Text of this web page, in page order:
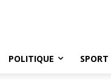
POLITIQUE SPORT